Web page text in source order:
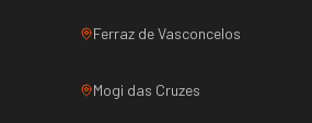
Ferraz de Vasconcelos
Mogi das Cruzes